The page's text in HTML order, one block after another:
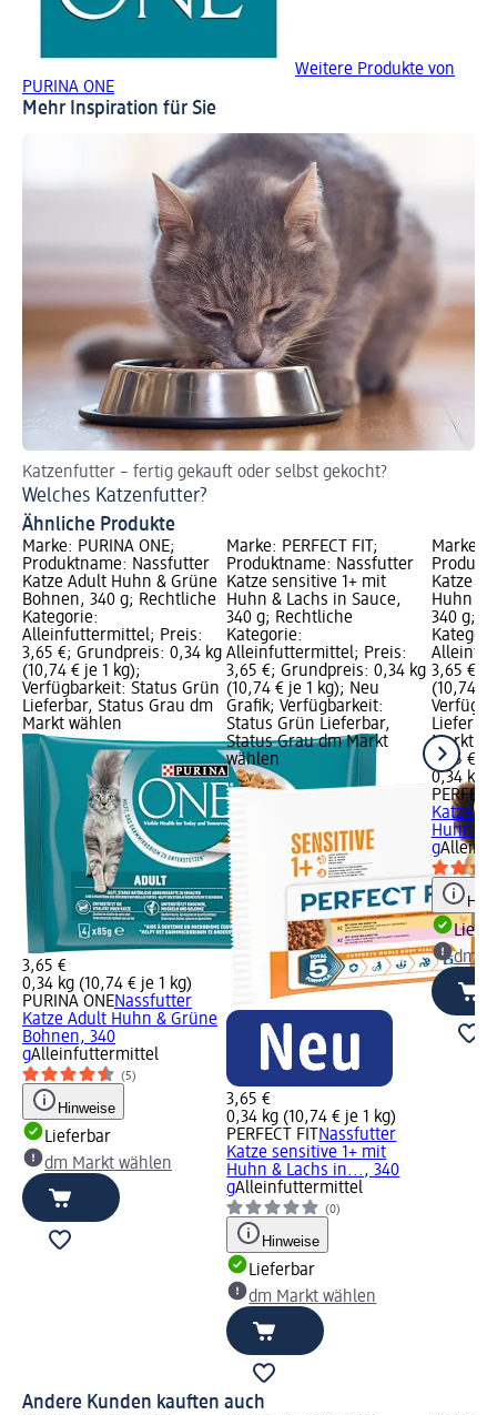
Weitere Produkte von
PURINA ONE
Mehr Inspiration für Sie
Katzenfutter – fertig gekauft oder selbst gekocht?
Welches Katzenfutter?
Ähnliche Produkte
Marke: PURINA ONE;
Produktname: Nassfutter
Katze Adult Huhn & Grüne
Bohnen, 340 g; Rechtliche
Kategorie:
Alleinfuttermittel; Preis:
3,65 €; Grundpreis: 0,34 kg
(10,74 € je 1 kg);
Verfügbarkeit: Status Grün
Lieferbar, Status Grau dm
Markt wählen
3,65 €
0,34 kg (10,74 € je 1 kg)
PURINA ONENassfutter
Katze Adult Huhn & Grüne
Bohnen, 340
gAlleinfuttermittel
(5)
Hinweise
Lieferbar
dm Markt wählen
Marke: PERFECT FIT;
Produktname: Nassfutter
Katze sensitive 1+ mit
Huhn & Lachs in Sauce,
340 g; Rechtliche
Kategorie:
Alleinfuttermittel; Preis:
3,65 €; Grundpreis: 0,34 kg
(10,74 € je 1 kg); Neu
Grafik; Verfügbarkeit:
Status Grün Lieferbar,
Status Grau dm Markt
wählen
3,65 €
0,34 kg (10,74 € je 1 kg)
PERFECT FIT Nassfutter
Katze sensitive 1+ mit
Huhn & Lachs in..., 340
gAlleinfuttermittel
(0)
Hinweise
Lieferbar
dm Markt wählen
Marke:
Katze
Huhn &
340 g;
3,65 €;
(10,74 €
Markt
3,65 €
0,34 kg
Katze
Huhn &
g
dm
Andere Kunden kauften auch